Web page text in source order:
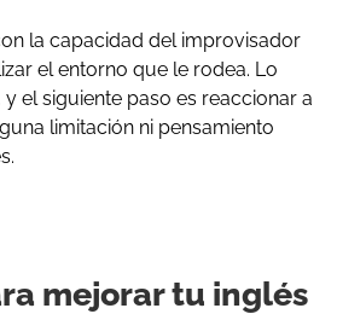
la capacidad del improvisador
el entorno que le rodea. Lo
el siguiente paso es reaccionar a
limitación ni pensamiento
mejorar tu inglés